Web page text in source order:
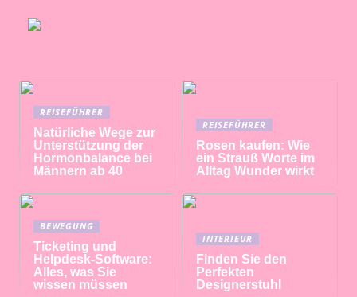
REISEFÜHRER
Natürliche Wege zur
Unterstützung der
Hormonbalance bei
Männern ab 40
REISEFÜHRER
Rosen kaufen: Wie
ein Strauß Worte im
Alltag Wunder wirkt
BEWEGUNG
Ticketing und
Helpdesk-Software:
Alles, was Sie
wissen müssen
INTERIEUR
Finden Sie den
Perfekten
Designerstuhl